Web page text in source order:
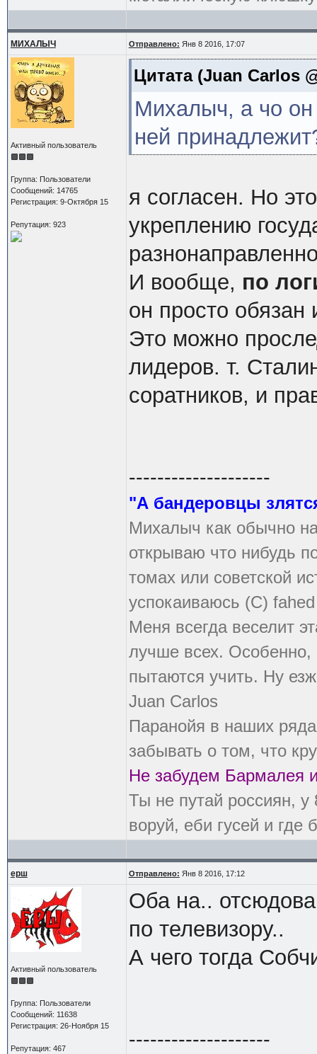
МИХАЛЫЧ Отправлено: Янв 8 2016, 17:07
Активный пользователь
Группа: Пользователи
Сообщений: 14765
Регистрация: 9-Октября 15
Репутация: 923
Цитата(Juan Carlos
Михалыч, а чо он
ней
я согласен. Но
укреплению
И вообще, по
он просто обязан
Это можно
лидеров. т.
соратников, и
--------------------
"А бандеровцы
Михалыч как обычно
открываю что нибудь
томах или советской
успокаиваюсь (С) fahed
Меня всегда веселит
лучше всех. Особенно,
пытаются учить. Ну
Juan Carlos
Паранойя в наших
забывать о том, что
Не забудем Бармалея
Ты не путай россиян,
воруй, еби гусей и где
ерш Отправлено: Янв 8 2016, 17:12
Активный пользователь
Группа: Пользователи
Сообщений: 11638
Регистрация: 26-Ноября 15
Репутация: 467
Оба на..
по телевизору..
А чего тогда
--------------------